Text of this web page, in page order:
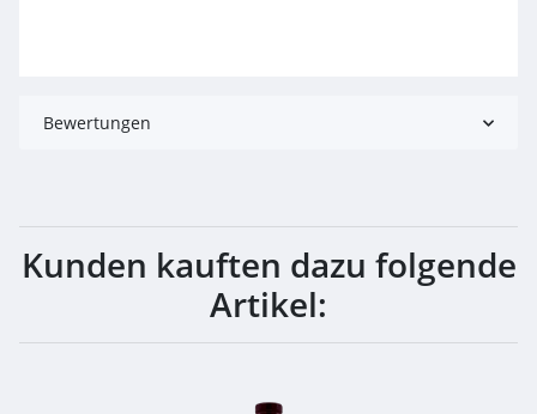
Bewertungen
Kunden kauften dazu folgende
Artikel: